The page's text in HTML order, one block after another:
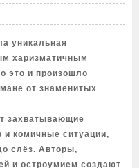
уникальная
харизматичным
это и произошло
от знаменитых
захватывающие
комичные ситуации,
слёз. Авторы,
и остроумием создают